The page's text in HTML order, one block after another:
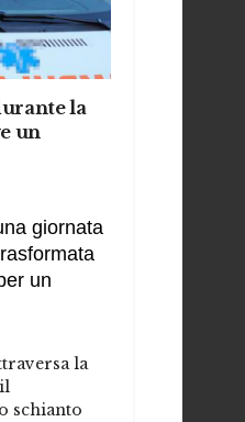
la
un
giornata
un
la
schianto